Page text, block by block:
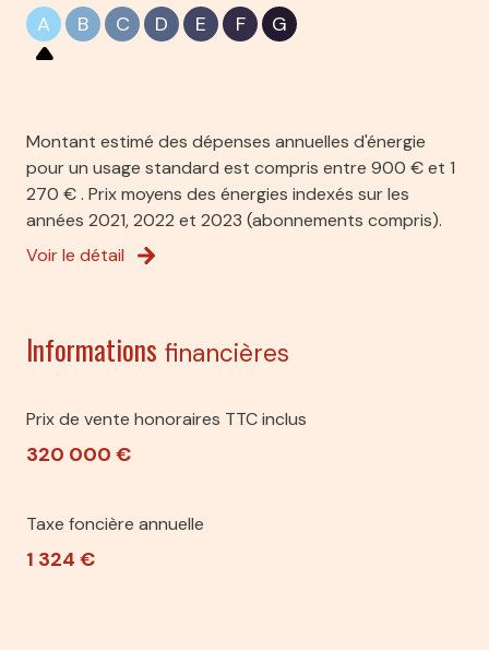
chambre
degagement
Hangar est
111 m²
Hangar ouest
A B C D E F G
Montant estimé des dépenses annuelles d'énergie
pour un usage standard est compris entre 900 € et 1
270 € . Prix moyens des énergies indexés sur les
années 2021, 2022 et 2023 (abonnements compris).
Voir le détail
Informations financières
Prix de vente honoraires TTC inclus
320 000 €
Taxe foncière annuelle
1 324 €